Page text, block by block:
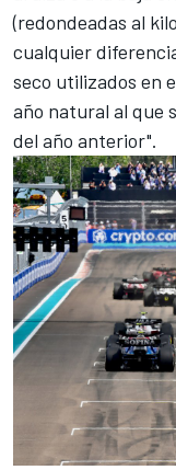
(redondeadas al
cualquier
seco utilizados en
año natural al que
del año anterior".